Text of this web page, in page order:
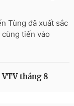
Tùng đã xuất sắc
tiến vào
tháng 8